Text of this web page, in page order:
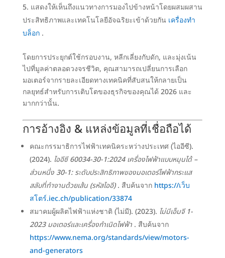
แสดงให้เห็นถึงแนวทางการมองไปข้างหน้าโดยผสมผสาน
ประสิทธิภาพและเทคโนโลยีอัจฉริยะเข้าด้วยกัน เครื่องทำ
บล็อก .
โดยการประยุกต์ใช้กรอบงาน, หลีกเลี่ยงกับดัก, และมุ่งเน้น
ไปที่มูลค่าตลอดวงจรชีวิต, คุณสามารถเปลี่ยนการเลือก
มอเตอร์จากรายละเอียดทางเทคนิคที่สับสนให้กลายเป็น
กลยุทธ์สำหรับการเติบโตของธุรกิจของคุณได้ 2026 และ
มากกว่านั้น.
การอ้างอิง & แหล่งข้อมูลที่เชื่อถือได้
คณะกรรมาธิการไฟฟ้าเทคนิคระหว่างประเทศ (ไออีซี).
(2024). ไออีซี 60034-30-1:2024 เครื่องไฟฟ้าแบบหมุนได้ –
ส่วนหนึ่ง 30-1: ระดับประสิทธิภาพของมอเตอร์ไฟฟ้ากระแส
สลับที่ทำงานด้วยเส้น (รหัสไออี). สืบค้นจาก https://เว็บ
สโตร์.iec.ch/publication/33874
สมาคมผู้ผลิตไฟฟ้าแห่งชาติ (ไม่มี). (2023). ไม่มีเอ็มจี 1-
2023 มอเตอร์และเครื่องกำเนิดไฟฟ้า . สืบค้นจาก
https://www.nema.org/standards/view/motors-
and-generators